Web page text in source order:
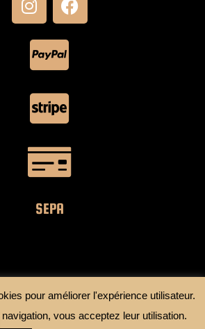
SEPA
pour améliorer l'expérience utilisateur.
navigation, vous acceptez leur utilisation.